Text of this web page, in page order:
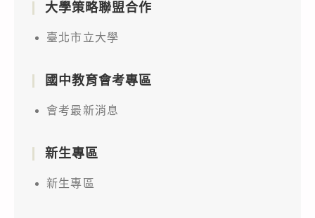
大學策略聯盟合作
臺北市立大學
國中教育會考專區
會考最新消息
新生專區
新生專區